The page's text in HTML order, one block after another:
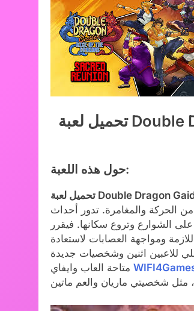
تحميل لعبة Double Dragon Gaiden: Rise Of The Dragons للكمبيوتر
حول هذه اللعبة:
الحركة والمغامرة. تدور أحداث
الشوارع وتروع سكانها. فيقرر
اللازمة ومواجهة العصابات لاستعادة
للاعبين اثنين وشخصيات جديدة